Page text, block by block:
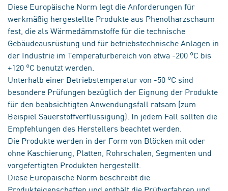
Diese Europäische Norm legt die Anforderungen für
werkmäßig hergestellte Produkte aus Phenolharzschaum
fest, die als Wärmedämmstoffe für die technische
Gebäudeausrüstung und für betriebstechnische Anlagen in
der Industrie im Temperaturbereich von etwa -200 °C bis
+120 °C benutzt werden.
Unterhalb einer Betriebstemperatur von -50 °C sind
besondere Prüfungen bezüglich der Eignung der Produkte
für den beabsichtigten Anwendungsfall ratsam (zum
Beispiel Sauerstoffverflüssigung). In jedem Fall sollten die
Empfehlungen des Herstellers beachtet werden.
Die Produkte werden in der Form von Blöcken mit oder
ohne Kaschierung, Platten, Rohrschalen, Segmenten und
vorgefertigten Produkten hergestellt.
Diese Europäische Norm beschreibt die